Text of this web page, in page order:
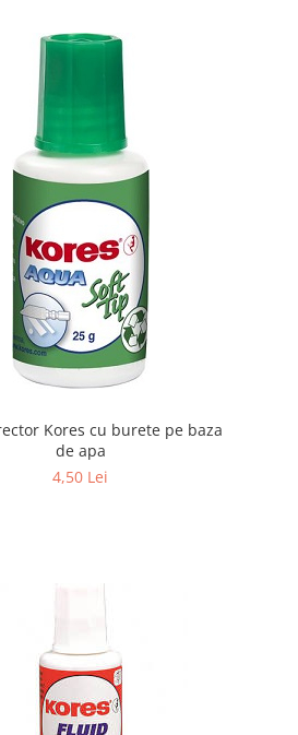
Kores cu burete pe baza
de apa
4,50 Lei